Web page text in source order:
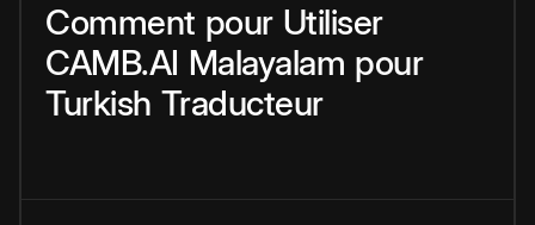
Comment pour Utiliser
CAMB.AI Malayalam pour
Turkish Traducteur